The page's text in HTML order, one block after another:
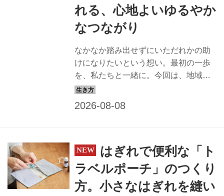
れる、心地よいゆるやか
なつながり
なかなか踏み出せずにいただれかの助
けになりたいという想い。最初の一歩
を、私たちと一緒に。今回は、地域を
つなぐ！ 交流の場づくりプロジェクト
芝の家を訪ね、多世代間交流で大切に
はぎれで便利な「ト
ラベルポーチ」のつくり
方。小さなはぎれを縫い